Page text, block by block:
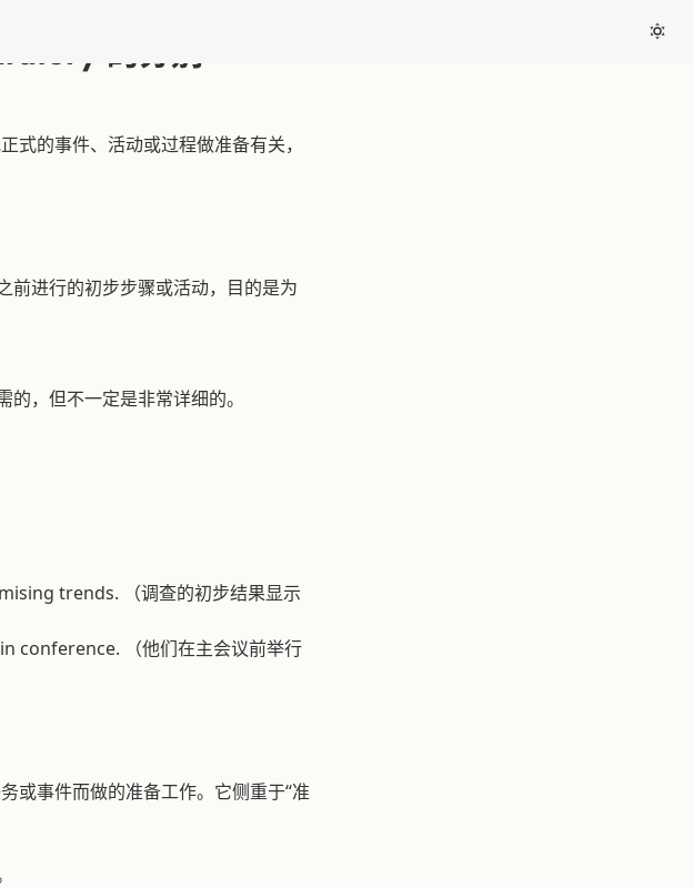
的分别
的事件、活动或过程做准备有关，
前进行的初步步骤或活动，目的是为
，但不一定是非常详细的。
trends. （调查的初步结果显示
conference. （他们在主会议前举行
或事件而做的准备工作。它侧重于“准